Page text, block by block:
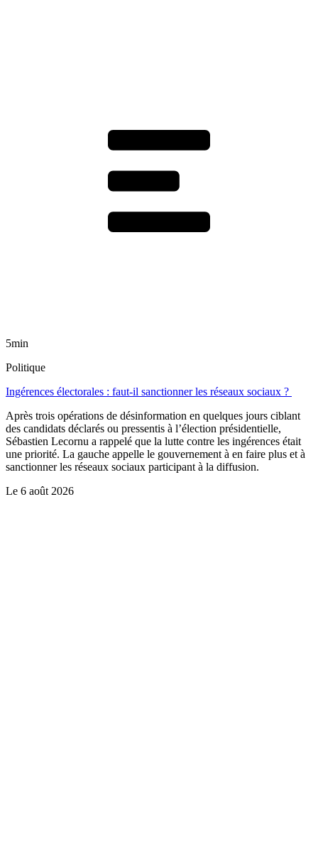
5min
Politique
Ingérences électorales : faut-il sanctionner les réseaux sociaux ?
Après trois opérations de désinformation en quelques jours ciblant
des candidats déclarés ou pressentis à l’élection présidentielle,
Sébastien Lecornu a rappelé que la lutte contre les ingérences était
une priorité. La gauche appelle le gouvernement à en faire plus et à
sanctionner les réseaux sociaux participant à la diffusion.
Le 6 août 2026